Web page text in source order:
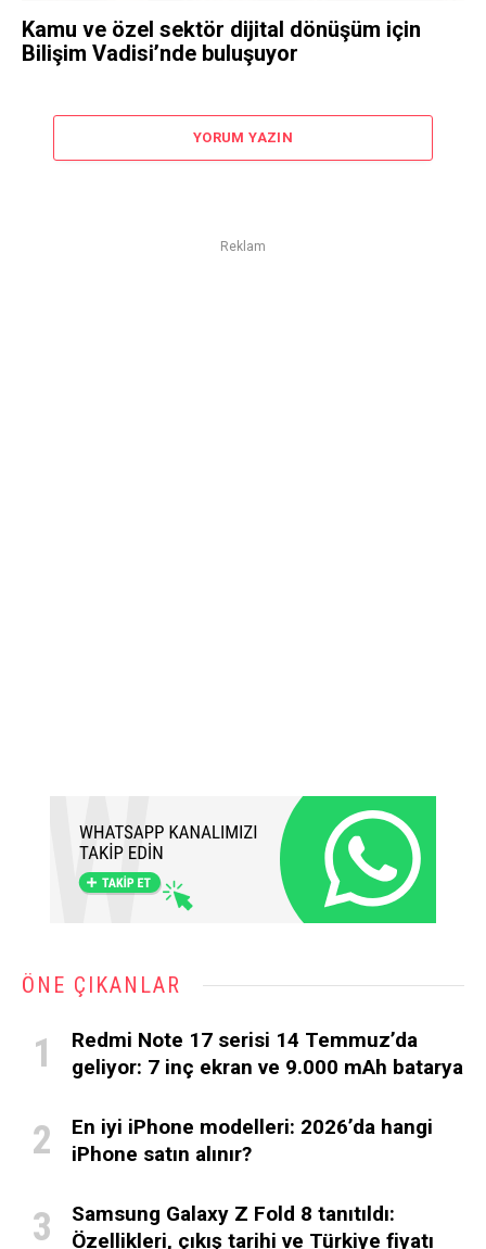
Kamu ve özel sektör dijital dönüşüm için
Bilişim Vadisi’nde buluşuyor
YORUM YAZIN
Reklam
ÖNE ÇIKANLAR
Redmi Note 17 serisi 14 Temmuz’da
geliyor: 7 inç ekran ve 9.000 mAh batarya
En iyi iPhone modelleri: 2026’da hangi
iPhone satın alınır?
Samsung Galaxy Z Fold 8 tanıtıldı:
Özellikleri, çıkış tarihi ve Türkiye fiyatı